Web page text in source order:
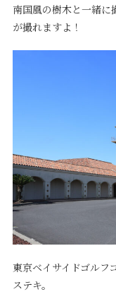
南国風の樹木と一緒
が撮れますよ！
東京ベイサイドゴルフ
ステキ。